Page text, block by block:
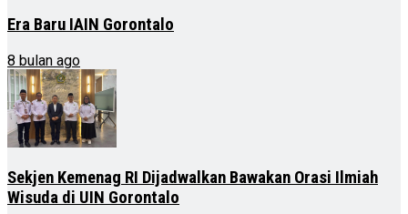
Era Baru IAIN Gorontalo
8 bulan ago
Sekjen Kemenag RI Dijadwalkan Bawakan Orasi Ilmiah
Wisuda di UIN Gorontalo